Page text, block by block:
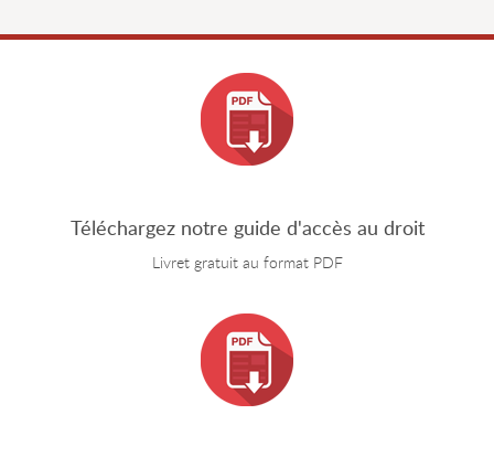
Téléchargez notre guide d'accès au droit
Livret gratuit au format PDF